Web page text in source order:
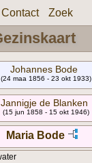
Contact Zoek
Johannes Bode
(24 maa 1856 - 23 okt 1933)
Jannigje de Blanken
(15 jun 1858 - 15 okt 1946)
Maria Bode